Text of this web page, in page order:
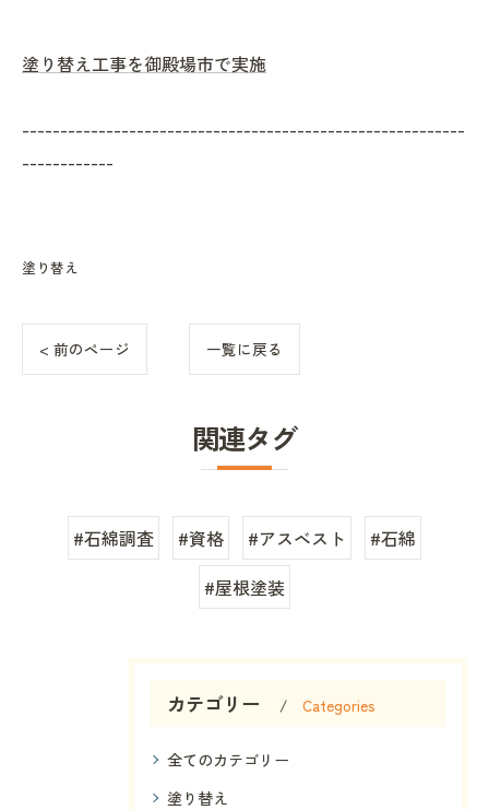
塗り替え工事を御殿場市で実施
----------------------------------------------------------
------------
塗り替え
< 前のページ 一覧に戻る
関連タグ
#石綿調査 #資格 #アスベスト
#石綿
#屋根塗装
カテゴリー Categories
全てのカテゴリー
塗り替え